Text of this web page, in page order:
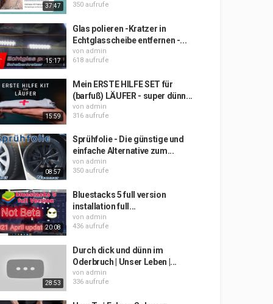
37:47
350 aufrufe
15:17
Glas polieren -Kratzer in
Echtglasscheibe entfernen -...
von admin
618 aufrufe
15:59
Mein ERSTE HILFE SET für
(barfuß) LÄUFER - super dünn...
von admin
316 aufrufe
08:57
Sprühfolie - Die günstige und
einfache Alternative zum...
von admin
350 aufrufe
20:08
Bluestacks 5 full version
installation full...
von admin
436 aufrufe
28:53
Durch dick und dünn im
Oderbruch | Unser Leben |...
von admin
336 aufrufe